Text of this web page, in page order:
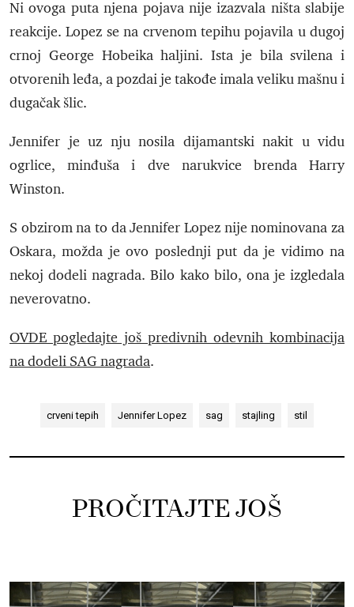
Ni ovoga puta njena pojava nije izazvala ništa slabije
reakcije. Lopez se na crvenom tepihu pojavila u dugoj
crnoj George Hobeika haljini. Ista je bila svilena i
otvorenih leđa, a pozdai je takođe imala veliku mašnu i
dugačak šlic.
Jennifer je uz nju nosila dijamantski nakit u vidu
ogrlice, minđuša i dve narukvice brenda Harry
Winston.
S obzirom na to da Jennifer Lopez nije nominovana za
Oskara, možda je ovo poslednji put da je vidimo na
nekoj dodeli nagrada. Bilo kako bilo, ona je izgledala
neverovatno.
OVDE pogledajte još predivnih odevnih kombinacija
na dodeli SAG nagrada.
crveni tepih Jennifer Lopez sag stajling stil
PROČITAJTE JOŠ